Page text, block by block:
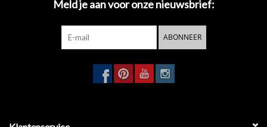
Meld je aan voor onze nieuwsbrief:
ABONNEER